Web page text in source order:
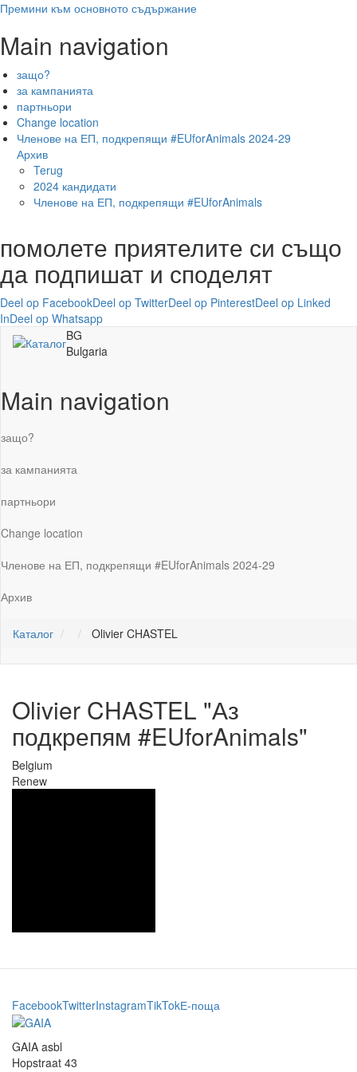
Премини към основното съдържание
Main navigation
защо?
за кампанията
партньори
Change location
Членове на ЕП, подкрепящи #EUforAnimals 2024-29
Архив
Terug
2024 кандидати
Членове на ЕП, подкрепящи #EUforAnimals
помолете приятелите си също
да подпишат и споделят
Deel op FacebookDeel op TwitterDeel op PinterestDeel op Linked
InDeel op Whatsapp
BG
Bulgaria
Main navigation
защо?
за кампанията
партньори
Change location
Членове на ЕП, подкрепящи #EUforAnimals 2024-29
Архив
Каталог Olivier CHASTEL
Olivier CHASTEL "Аз
подкрепям #EUforAnimals"
Belgium
Renew
FacebookTwitterInstagramTikTokЕ-поща
GAIA asbl
Hopstraat 43